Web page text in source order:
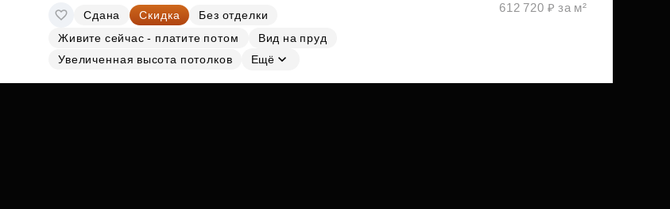
Сдана Скидка
Без отделки
Живите сейчас - платите потом
Вид на пруд
Увеличенная высота потолков
Ещё
612 720 ₽ за м²